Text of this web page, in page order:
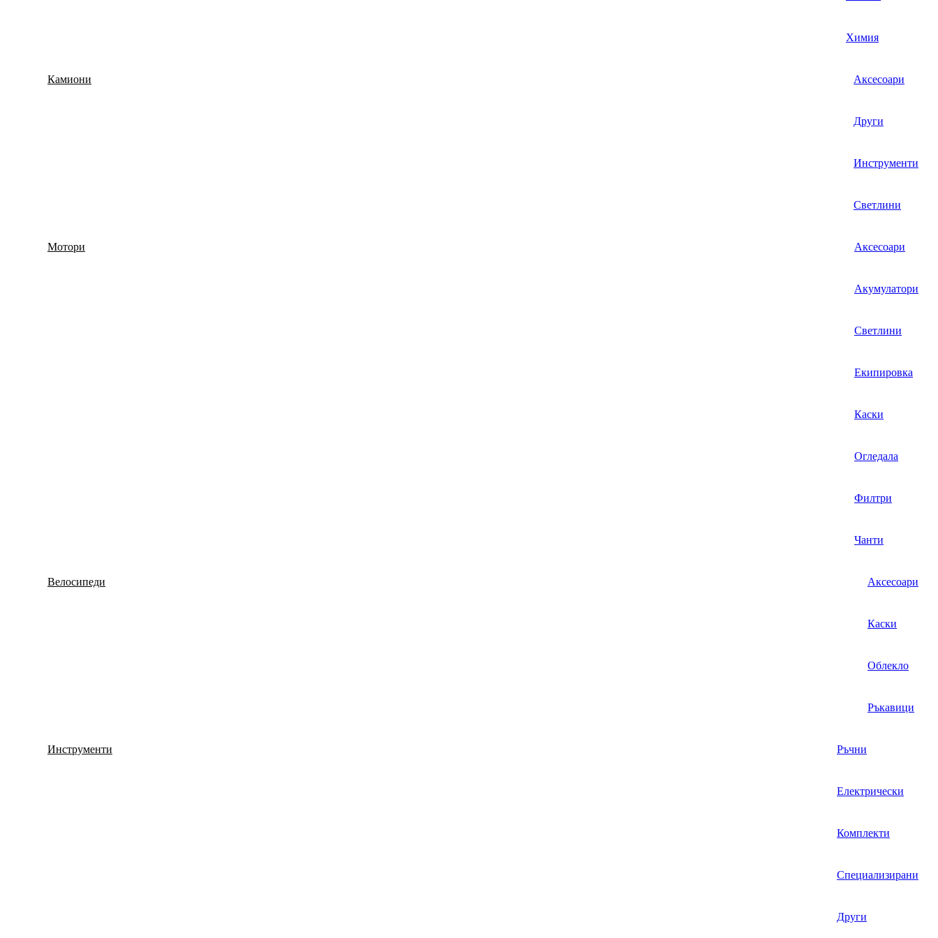
Химия
Камиони Аксесоари
Други
Инструменти
Светлини
Мотори Аксесоари
Акумулатори
Светлини
Екипировка
Каски
Огледала
Филтри
Чанти
Велосипеди Аксесоари
Каски
Облекло
Ръкавици
Инструменти Ръчни
Електрически
Комплекти
Специализирани
Други